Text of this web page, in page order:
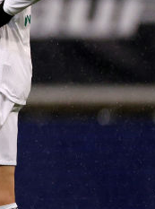
non
27